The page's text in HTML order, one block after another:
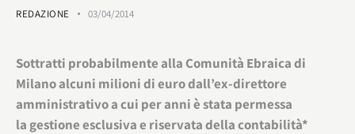
REDAZIONE 03/04/2014
Sottratti probabilmente alla Comunità Ebraica di
Milano alcuni milioni di euro dall’ex-direttore
amministrativo a cui per anni è stata permessa
la gestione esclusiva e riservata della contabilità*